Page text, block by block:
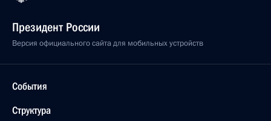
Президент России
Версия официального сайта для мобильных устройств
События
Структура